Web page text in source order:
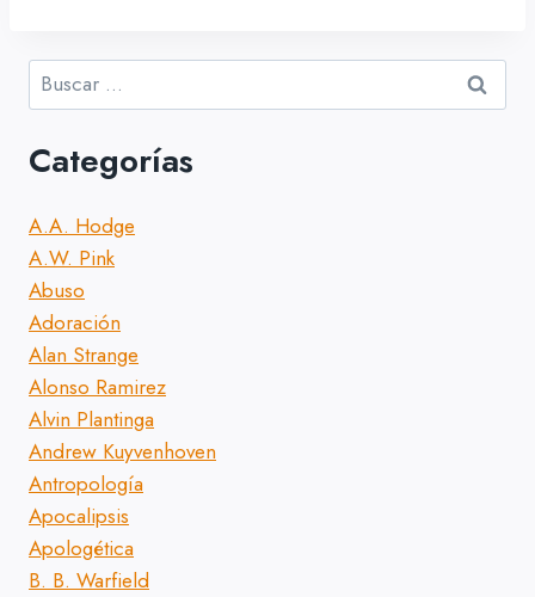
Buscar:
Categorías
A.A. Hodge
A.W. Pink
Abuso
Adoración
Alan Strange
Alonso Ramirez
Alvin Plantinga
Andrew Kuyvenhoven
Antropología
Apocalipsis
Apologética
B. B. Warfield